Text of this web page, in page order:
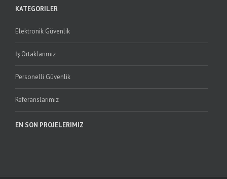
KATEGORILER
Elektronik Güvenlik
İş Ortaklarımız
Personelli Güvenlik
Referanslarımız
EN SON PROJELERIMIZ